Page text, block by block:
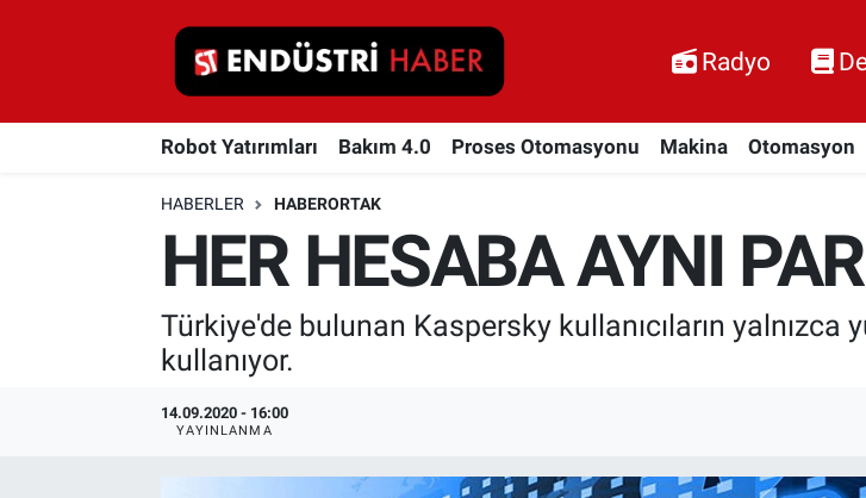
Radyo
Robot Yatırımları Bakım 4.0 Proses Otomasyonu Makina Otomasyon
HABERLER HABERORTAK
HER HESABA AYNI
Türkiye'de bulunan Kaspersky kullanıcıların
kullanıyor.
14.09.2020 - 16:00
YAYINLANMA
Robot Yatırımları
Proses Otomasyonu
Otomasyon